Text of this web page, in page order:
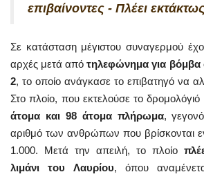
επιβαίνοντες - Πλέει
Σε κατάσταση μέγιστου συναγερμού
αρχές μετά απότηλεφώνημα για βόμβα
2, το οποίο ανάγκασε το επιβατηγό να
Στο πλοίο, που εκτελούσε το δρομολόγιό
άτομα και 98 άτομα πλήρωμα,
αριθμό των ανθρώπων που
1.000. Μετά την απειλή, το πλοίο
λιμάνι του Λαυρίου, όπου